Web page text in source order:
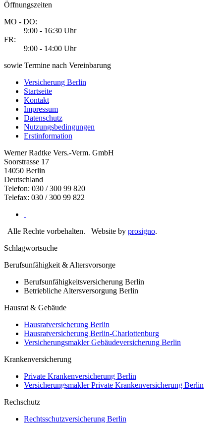
Öffnungszeiten
MO - DO:
9:00 - 16:30 Uhr
FR:
9:00 - 14:00 Uhr
sowie Termine nach Vereinbarung
Versicherung Berlin
Startseite
Kontakt
Impressum
Datenschutz
Nutzungsbedingungen
Erstinformation
Werner Radtke Vers.-Verm. GmbH
Soorstrasse 17
14050 Berlin
Deutschland
Telefon: 030 / 300 99 820
Telefax: 030 / 300 99 822
Alle Rechte vorbehalten. Website by prosigno.
Schlagwortsuche
Berufsunfähigkeit & Altersvorsorge
Berufsunfähigkeitsversicherung Berlin
Betriebliche Altersversorgung Berlin
Hausrat & Gebäude
Hausratversicherung Berlin
Hausratversicherung Berlin-Charlottenburg
Versicherungsmakler Gebäudeversicherung Berlin
Krankenversicherung
Private Krankenversicherung Berlin
Versicherungsmakler Private Krankenversicherung Berlin
Rechschutz
Rechtsschutzversicherung Berlin